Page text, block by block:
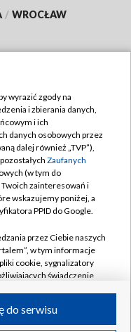
/ WROCŁAW
wyrazić zgody na
i zbierania danych,
i ich
danych osobowych przez
dalej również „TVP”),
Zaufanych
(w tym do
zainteresowań i
wskazujemy poniżej, a
PPID do Google.
przez Ciebie naszych
w tym informacje
cookie, sygnalizatory
świadczenie
do serwisu